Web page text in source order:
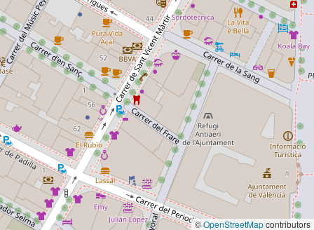
©OpenStreetMapcontributors